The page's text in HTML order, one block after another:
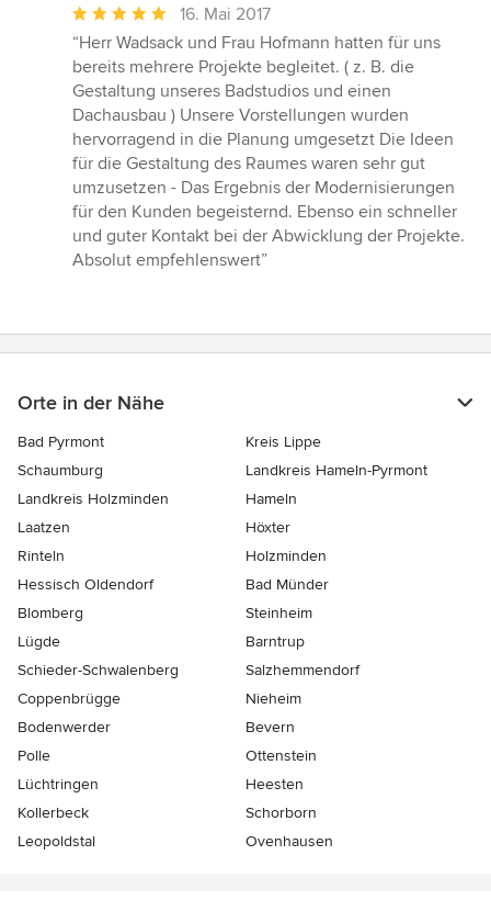
Durchschnittliche
Bewertung:
5
von
5
Sternen
16. Mai 2017
“Herr Wadsack und Frau Hofmann hatten für uns
bereits mehrere Projekte begleitet. ( z. B. die
Gestaltung unseres Badstudios und einen
Dachausbau ) Unsere Vorstellungen wurden
hervorragend in die Planung umgesetzt Die Ideen
für die Gestaltung des Raumes waren sehr gut
umzusetzen - Das Ergebnis der Modernisierungen
für den Kunden begeisternd. Ebenso ein schneller
und guter Kontakt bei der Abwicklung der Projekte.
Absolut empfehlenswert”
Orte in der Nähe
Bad Pyrmont
Kreis Lippe
Schaumburg
Landkreis Hameln-Pyrmont
Landkreis Holzminden
Hameln
Laatzen
Höxter
Rinteln
Holzminden
Hessisch Oldendorf
Bad Münder
Blomberg
Steinheim
Lügde
Barntrup
Schieder-Schwalenberg
Salzhemmendorf
Coppenbrügge
Nieheim
Bodenwerder
Bevern
Polle
Ottenstein
Lüchtringen
Heesten
Kollerbeck
Schorborn
Leopoldstal
Ovenhausen